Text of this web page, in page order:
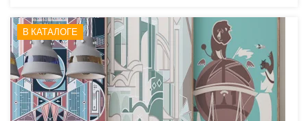
В КАТАЛОГЕ